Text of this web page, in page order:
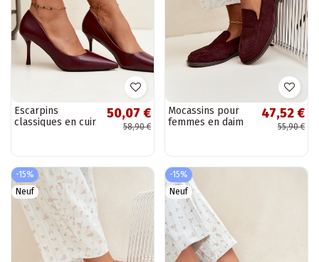
Escarpins
classiques en cuir
50,07 €
58,90 €
Mocassins pour
femmes en daim
47,52 €
55,90 €
-15%
Neuf
-15%
Neuf